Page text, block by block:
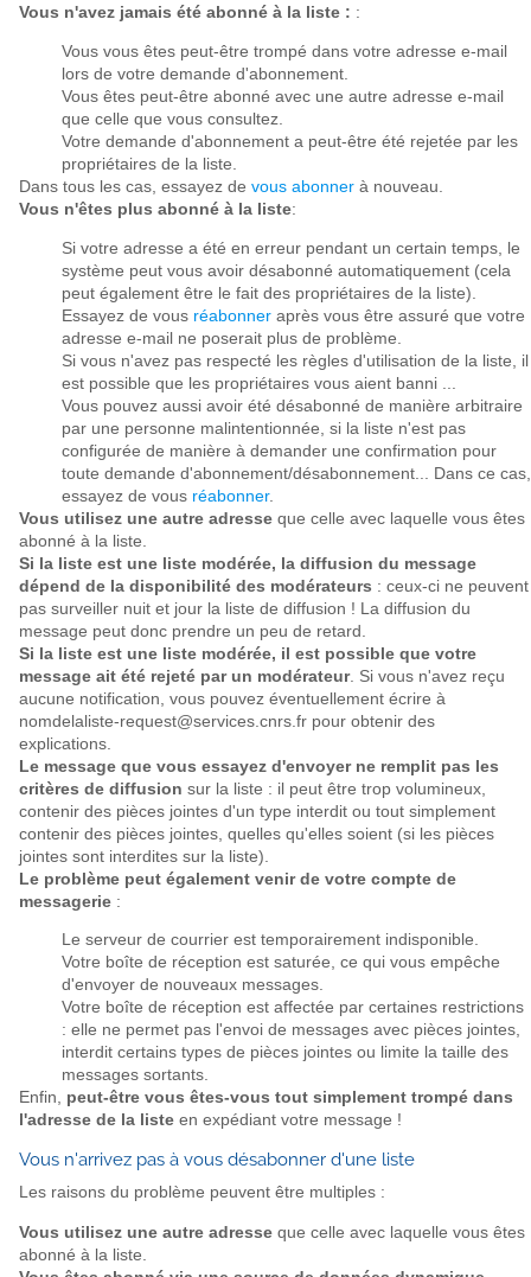
Vous n'avez jamais été abonné à la liste : :
Vous vous êtes peut-être trompé dans votre adresse e-mail
lors de votre demande d'abonnement.
Vous êtes peut-être abonné avec une autre adresse e-mail
que celle que vous consultez.
Votre demande d'abonnement a peut-être été rejetée par les
propriétaires de la liste.
Dans tous les cas, essayez de vous abonner à nouveau.
Vous n'êtes plus abonné à la liste:
Si votre adresse a été en erreur pendant un certain temps, le
système peut vous avoir désabonné automatiquement (cela
peut également être le fait des propriétaires de la liste).
Essayez de vous réabonner après vous être assuré que votre
adresse e-mail ne poserait plus de problème.
Si vous n'avez pas respecté les règles d'utilisation de la liste, il
est possible que les propriétaires vous aient banni ...
Vous pouvez aussi avoir été désabonné de manière arbitraire
par une personne malintentionnée, si la liste n'est pas
configurée de manière à demander une confirmation pour
toute demande d'abonnement/désabonnement... Dans ce cas,
essayez de vous réabonner.
Vous utilisez une autre adresse que celle avec laquelle vous êtes
abonné à la liste.
Si la liste est une liste modérée, la diffusion du message
dépend de la disponibilité des modérateurs : ceux-ci ne peuvent
pas surveiller nuit et jour la liste de diffusion ! La diffusion du
message peut donc prendre un peu de retard.
Si la liste est une liste modérée, il est possible que votre
message ait été rejeté par un modérateur. Si vous n'avez reçu
aucune notification, vous pouvez éventuellement écrire à
nomdelaliste-request@services.cnrs.fr pour obtenir des
explications.
Le message que vous essayez d'envoyer ne remplit pas les
critères de diffusion sur la liste : il peut être trop volumineux,
contenir des pièces jointes d'un type interdit ou tout simplement
contenir des pièces jointes, quelles qu'elles soient (si les pièces
jointes sont interdites sur la liste).
Le problème peut également venir de votre compte de
messagerie :
Le serveur de courrier est temporairement indisponible.
Votre boîte de réception est saturée, ce qui vous empêche
d'envoyer de nouveaux messages.
Votre boîte de réception est affectée par certaines restrictions
: elle ne permet pas l'envoi de messages avec pièces jointes,
interdit certains types de pièces jointes ou limite la taille des
messages sortants.
Enfin, peut-être vous êtes-vous tout simplement trompé dans
l'adresse de la liste en expédiant votre message !
Vous n'arrivez pas à vous désabonner d'une liste
Les raisons du problème peuvent être multiples :
Vous utilisez une autre adresse que celle avec laquelle vous êtes
abonné à la liste.